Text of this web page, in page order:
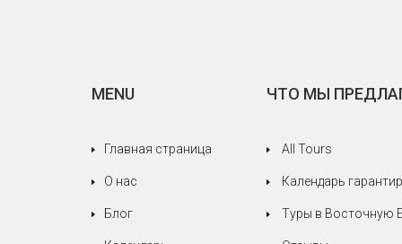
MENU
Главная страница
О нас
Блог
ЧТО МЫ
All Tours
Календарь
Туры в Восточную